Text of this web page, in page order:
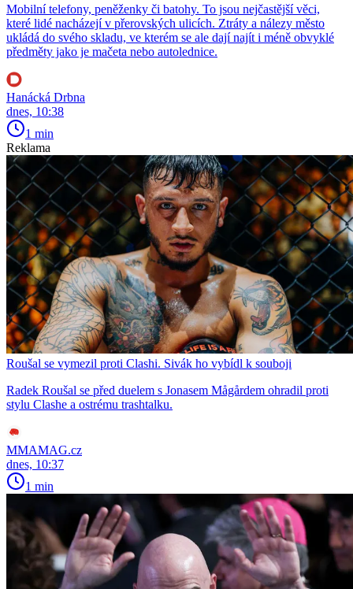
Mobilní telefony, peněženky či batohy. To jsou nejčastější věci,
které lidé nacházejí v přerovských ulicích. Ztráty a nálezy město
ukládá do svého skladu, ve kterém se ale dají najít i méně obvyklé
předměty jako je mačeta nebo autolednice.
Hanácká Drbna
dnes, 10:38
1 min
Reklama
Roušal se vymezil proti Clashi. Sivák ho vybídl k souboji
Radek Roušal se před duelem s Jonasem Mågårdem ohradil proti
stylu Clashe a ostrému trashtalku.
MMAMAG.cz
dnes, 10:37
1 min